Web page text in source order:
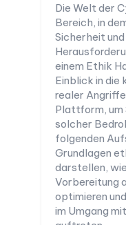
Die Welt der
Bereich, in
Sicherheit
einem Ethik
Einblick in die
realer
Plattform, um
solcher
folgenden
Grundlagen
darstellen,
Vorbereitung
optimieren
im Umgang